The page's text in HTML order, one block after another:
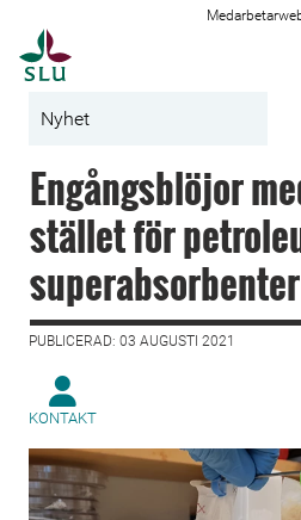
Nyhet
Engångsblöjor
stället för
superabsorbenter
PUBLICERAD: 03 AUGUSTI 2021
KONTAKT